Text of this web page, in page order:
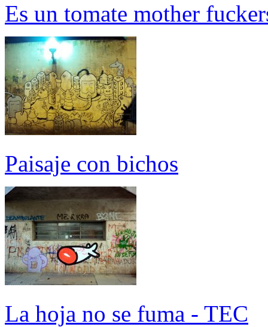
Es un tomate mother
Paisaje con bichos
La hoja no se fuma - TEC